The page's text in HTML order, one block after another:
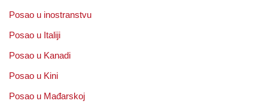
Posao u inostranstvu
Posao u Italiji
Posao u Kanadi
Posao u Kini
Posao u Mađarskoj